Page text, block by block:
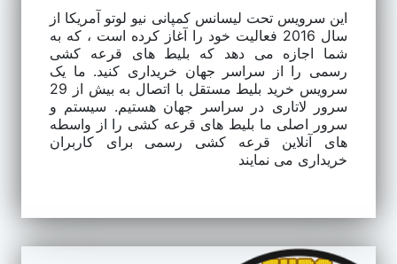
این سرویس تحت لیسانس کمپانی نیو لوتو آمریکا از
سال 2016 فعالیت خود را آغاز کرده است ، که به
شما اجازه می دهد که بلیط های قرعه کشی
رسمی را از سراسر جهان خریداری کنید. ما یک
سرویس خرید بلیط مستقل با اتصال به بیش از 29
سرور لاتاری در سراسر جهان هستیم. سیستم و
سرور اصلی ما بلیط های قرعه کشی را از واسطه
های آنلاین قرعه کشی رسمی برای کاربران
خریداری می نمایند